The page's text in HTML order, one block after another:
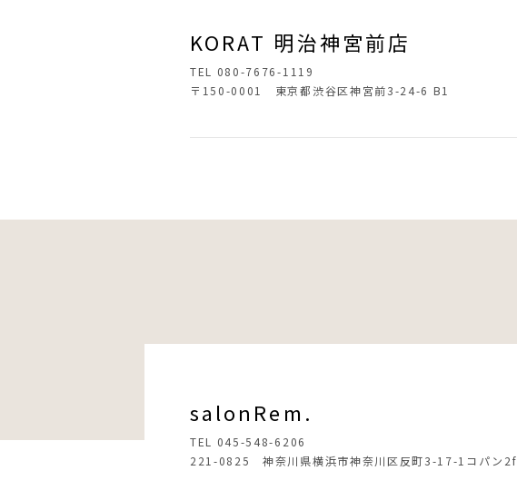
KORAT 明治神宮前店
TEL 080-7676-1119
〒150-0001 東京都渋谷区神宮前3-24-6 B1
salonRem.
TEL 045-548-6206
221-0825 神奈川県横浜市神奈川区反町3-17-1コパン2f